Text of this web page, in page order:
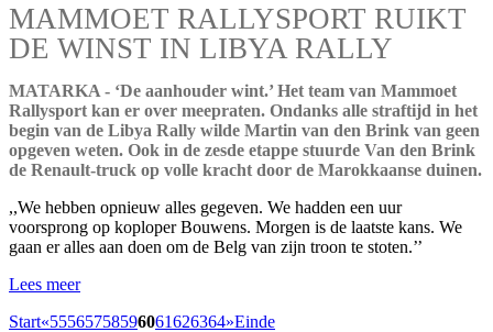
MAMMOET RALLYSPORT RUIKT
DE WINST IN LIBYA RALLY
MATARKA - ‘De aanhouder wint.’ Het team van Mammoet
Rallysport kan er over meepraten. Ondanks alle straftijd in het
begin van de Libya Rally wilde Martin van den Brink van geen
opgeven weten. Ook in de zesde etappe stuurde Van den Brink
de Renault-truck op volle kracht door de Marokkaanse duinen.
,,We hebben opnieuw alles gegeven. We hadden een uur
voorsprong op koploper Bouwens. Morgen is de laatste kans. We
gaan er alles aan doen om de Belg van zijn troon te stoten.’’
Lees meer
Start«55565758596061626364»Einde